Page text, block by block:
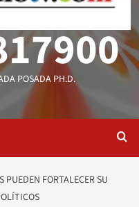
POSADA PH.D.
PUEDEN FORTALECER SU